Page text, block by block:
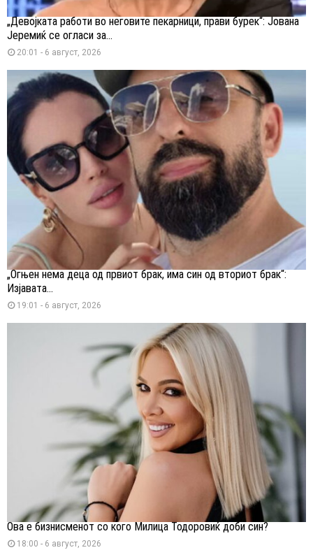
„Девојката работи во неговите пекарници, прави бурек“: Јована
Јеремиќ се огласи за...
20:01 - 6 август, 2026
„Огњен нема деца од првиот брак, има син од вториот брак“:
Изјавата...
19:01 - 6 август, 2026
Ова е бизнисменот со кого Милица Тодоровиќ доби син?
18:00 - 6 август, 2026